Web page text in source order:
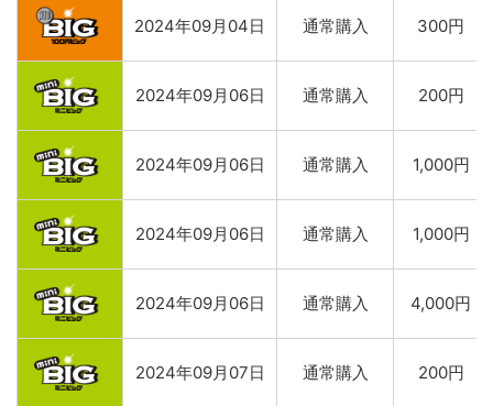
2024年09月04日 通常購入 300円
2024年09月06日 通常購入 200円
2024年09月06日 通常購入 1,000円
2024年09月06日 通常購入 1,000円
2024年09月06日 通常購入 4,000円
2024年09月07日 通常購入 200円